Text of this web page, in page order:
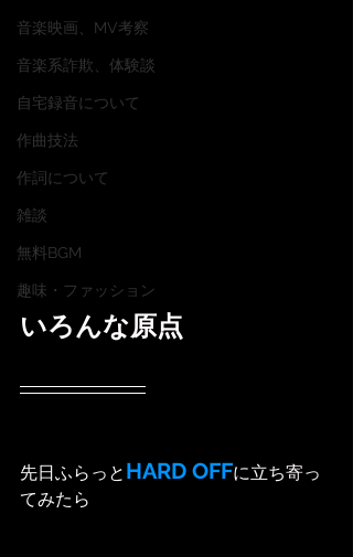
音楽映画、MV考察
音楽系詐欺、体験談
自宅録音について
作曲技法
作詞について
雑談
無料BGM
趣味・ファッション
いろんな原点
先日ふらっと HARD OFFに立ち寄っ
てみたら